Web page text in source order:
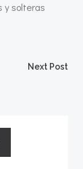
y solteras
Next Post